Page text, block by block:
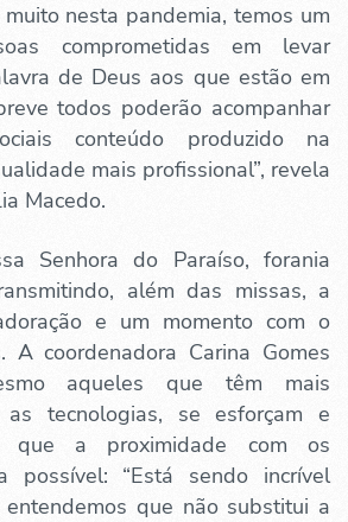
nesta pandemia, temos um
comprometidas em levar
de Deus aos que estão em
todos poderão acompanhar
conteúdo produzido na
mais profissional”, revela
Macedo.
Senhora do Paraíso, forania
além das missas, a
e um momento com o
A coordenadora Carina Gomes
aqueles que têm mais
tecnologias, se esforçam e
que a proximidade com os
possível: “Está sendo incrível
entendemos que não substitui a